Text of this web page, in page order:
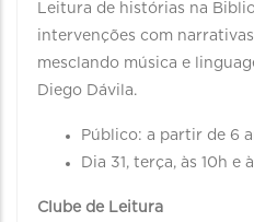
Leitura de histórias na
intervenções com
mesclando música e
Diego Dávila.
Público: a partir de 6
Dia 31, terça, às 10h e
Clube de Leitura